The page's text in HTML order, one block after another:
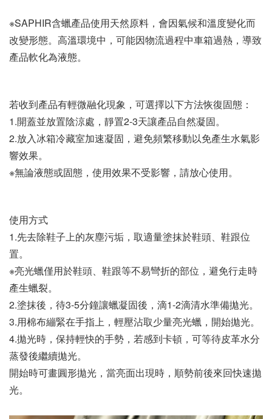
※SAPHIR含蠟產品使用天然原料，會因氣候和溫度變化而
改變形態。高溫環境中，可能因物流過程中車箱過熱，導致
產品軟化為液態。
若收到產品有輕微融化現象，可選擇以下方法恢復固態：
1.開蓋並放置陰涼處，靜置2-3天讓產品自然凝固。
2.放入冰箱冷藏室加速凝固，避免頻繁移動以免產生水氣影
響效果。
※無論液態或固態，使用效果不受影響，請放心使用。
使用方式
1.先去除鞋子上的灰塵污垢，取適量塗抹於鞋頭、鞋跟位
置。
※亮光蠟僅用於鞋頭、鞋跟等不易彎折的部位，避免行走時
產生蠟裂。
2.塗抹後，待3-5分鐘讓蠟凝固後，滴1-2滴清水準備拋光。
3.用棉布繃緊在手指上，輕壓沾取少量亮光蠟，開始拋光。
4.拋光時，保持輕快的手勢，若感到卡頓，可等待皮革水分
蒸發後繼續拋光。
開始時可畫圓形拋光，當亮面出現時，順勢前後來回快速拋
光。